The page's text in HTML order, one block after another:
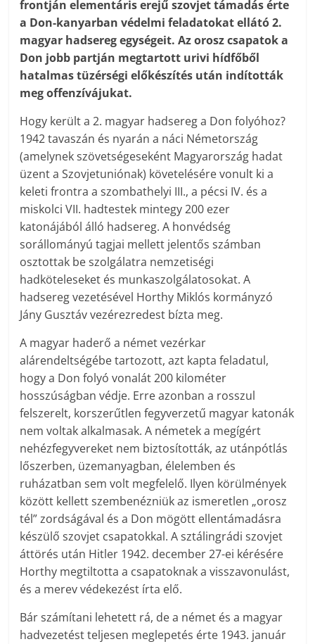
frontján elementáris erejű szovjet támadás érte
a Don-kanyarban védelmi feladatokat ellátó 2.
magyar hadsereg egységeit. Az orosz csapatok a
Don jobb partján megtartott urivi hídfőből
hatalmas tüzérségi előkészítés után indították
meg offenzívájukat.
Hogy került a 2. magyar hadsereg a Don folyóhoz?
1942 tavaszán és nyarán a náci Németország
(amelynek szövetségeseként Magyarország hadat
üzent a Szovjetuniónak) követelésére vonult ki a
keleti frontra a szombathelyi III., a pécsi IV. és a
miskolci VII. hadtestek mintegy 200 ezer
katonájából álló hadsereg. A honvédség
sorállományú tagjai mellett jelentős számban
osztottak be szolgálatra nemzetiségi
hadköteleseket és munkaszolgálatosokat. A
hadsereg vezetésével Horthy Miklós kormányzó
Jány Gusztáv vezérezredest bízta meg.
A magyar haderő a német vezérkar
alárendeltségébe tartozott, azt kapta feladatul,
hogy a Don folyó vonalát 200 kilométer
hosszúságban védje. Erre azonban a rosszul
felszerelt, korszerűtlen fegyverzetű magyar katonák
nem voltak alkalmasak. A németek a megígért
nehézfegyvereket nem biztosították, az utánpótlás
lőszerben, üzemanyagban, élelemben és
ruházatban sem volt megfelelő. Ilyen körülmények
között kellett szembenézniük az ismeretlen „orosz
tél” zordságával és a Don mögött ellentámadásra
készülő szovjet csapatokkal. A sztálingrádi szovjet
áttörés után Hitler 1942. de­cember 27-ei kérésére
Horthy megtiltotta a csapatoknak a visszavonulást,
és a merev védekezést írta elő.
Bár számítani lehetett rá, de a német és a magyar
hadvezetést teljesen meglepetés érte 1943. január